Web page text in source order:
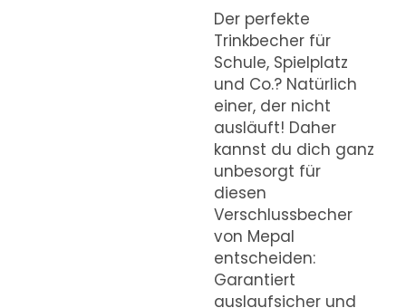
Der perfekte
Trinkbecher für
Schule, Spielplatz
und Co.? Natürlich
einer, der nicht
ausläuft! Daher
kannst du dich ganz
unbesorgt für
diesen
Verschlussbecher
von Mepal
entscheiden:
Garantiert
auslaufsicher und